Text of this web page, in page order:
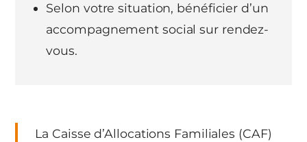
La Caisse d’Allocations Familiales (CAF)
Selon votre situation, bénéficier d’un
accompagnement social sur rendez-
vous.